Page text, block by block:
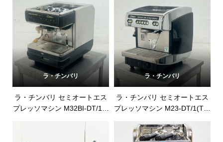
ラ・チンバリ
ラ・チンバリ セミオートエス
プレッソマシン M32BI-DT/1の
ラ・チンバリ
ラ・チンバリ セミオートエス
プレッソマシン M23-DT/1(TS)